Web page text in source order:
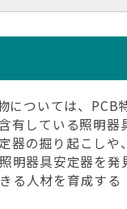
については、PCB
有している照明
器の掘り起こしや
明器具安定器を
る人材を育成す